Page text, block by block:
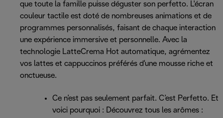
que toute la famille puisse déguster son perfetto. L'écran
couleur tactile est doté de nombreuses animations et de
programmes personnalisés, faisant de chaque interaction
une expérience immersive et personnelle. Avec la
technologie LatteCrema Hot automatique, agrémentez
vos lattes et cappuccinos préférés d'une mousse riche et
onctueuse.
Ce n’est pas seulement parfait. C’est Perfetto. Et
voici pourquoi : Découvrez tous les arômes :